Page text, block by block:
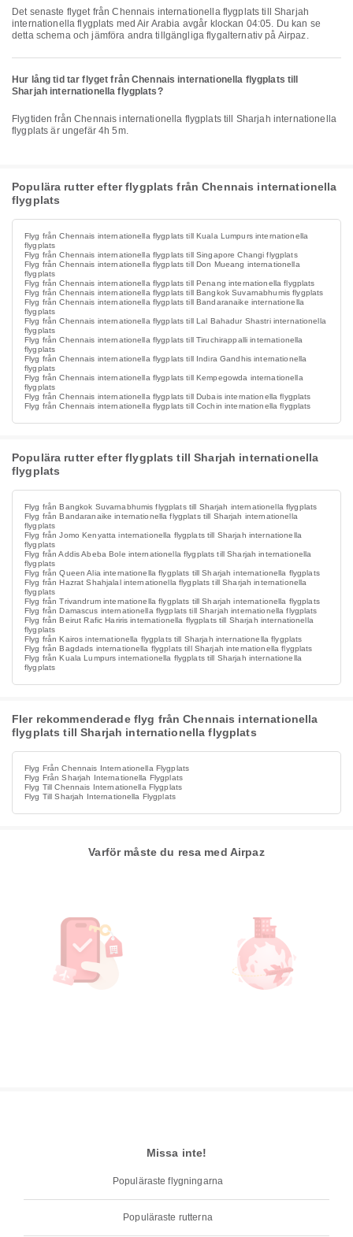
Det senaste flyget från Chennais internationella flygplats till Sharjah
internationella flygplats med Air Arabia avgår klockan 04:05. Du kan se
detta schema och jämföra andra tillgängliga flygalternativ på Airpaz.
Hur lång tid tar flyget från Chennais internationella flygplats till
Sharjah internationella flygplats?
Flygtiden från Chennais internationella flygplats till Sharjah internationella
flygplats är ungefär 4h 5m.
Populära rutter efter flygplats från Chennais internationella
flygplats
Flyg från Chennais internationella flygplats till Kuala Lumpurs internationella
flygplats
Flyg från Chennais internationella flygplats till Singapore Changi flygplats
Flyg från Chennais internationella flygplats till Don Mueang internationella
flygplats
Flyg från Chennais internationella flygplats till Penang internationella flygplats
Flyg från Chennais internationella flygplats till Bangkok Suvarnabhumis flygplats
Flyg från Chennais internationella flygplats till Bandaranaike internationella
flygplats
Flyg från Chennais internationella flygplats till Lal Bahadur Shastri internationella
flygplats
Flyg från Chennais internationella flygplats till Tiruchirappalli internationella
flygplats
Flyg från Chennais internationella flygplats till Indira Gandhis internationella
flygplats
Flyg från Chennais internationella flygplats till Kempegowda internationella
flygplats
Flyg från Chennais internationella flygplats till Dubais internationella flygplats
Flyg från Chennais internationella flygplats till Cochin internationella flygplats
Populära rutter efter flygplats till Sharjah internationella
flygplats
Flyg från Bangkok Suvarnabhumis flygplats till Sharjah internationella flygplats
Flyg från Bandaranaike internationella flygplats till Sharjah internationella
flygplats
Flyg från Jomo Kenyatta internationella flygplats till Sharjah internationella
flygplats
Flyg från Addis Abeba Bole internationella flygplats till Sharjah internationella
flygplats
Flyg från Queen Alia internationella flygplats till Sharjah internationella flygplats
Flyg från Hazrat Shahjalal internationella flygplats till Sharjah internationella
flygplats
Flyg från Trivandrum internationella flygplats till Sharjah internationella flygplats
Flyg från Damascus internationella flygplats till Sharjah internationella flygplats
Flyg från Beirut Rafic Hariris internationella flygplats till Sharjah internationella
flygplats
Flyg från Kairos internationella flygplats till Sharjah internationella flygplats
Flyg från Bagdads internationella flygplats till Sharjah internationella flygplats
Flyg från Kuala Lumpurs internationella flygplats till Sharjah internationella
flygplats
Fler rekommenderade flyg från Chennais internationella
flygplats till Sharjah internationella flygplats
Flyg Från Chennais Internationella Flygplats
Flyg Från Sharjah Internationella Flygplats
Flyg Till Chennais Internationella Flygplats
Flyg Till Sharjah Internationella Flygplats
Varför måste du resa med Airpaz
Missa inte!
Populäraste flygningarna
Populäraste rutterna